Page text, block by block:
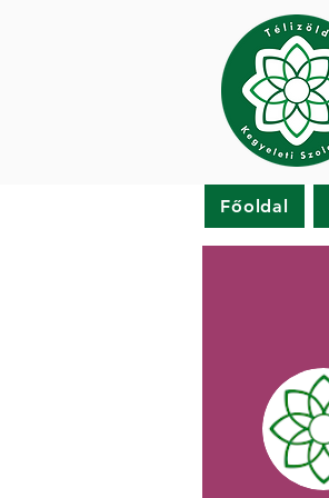
Főoldal